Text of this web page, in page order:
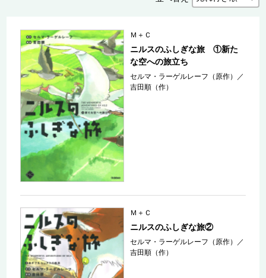
Ｍ＋Ｃ
ニルスのふしぎな旅 ①新た
な空への旅立ち
セルマ・ラーゲルレーフ（原作）
／
吉田順（作）
Ｍ＋Ｃ
ニルスのふしぎな旅②
セルマ・ラーゲルレーフ（原作）
／
吉田順（作）